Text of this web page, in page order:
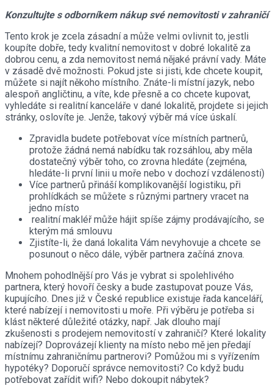
Konzultujte s odborníkem nákup své nemovitosti v zahraničí
Tento krok je zcela zásadní a může velmi ovlivnit to, jestli
koupíte dobře, tedy kvalitní nemovitost v dobré lokalitě za
dobrou cenu, a zda nemovitost nemá nějaké právní vady. Máte
v zásadě dvě možnosti. Pokud jste si jisti, kde chcete koupit,
můžete si najít někoho místního. Znáte-li místní jazyk, nebo
alespoň angličtinu, a víte, kde přesně a co chcete kupovat,
vyhledáte si realitní kanceláře v dané lokalitě, projdete si jejich
stránky, oslovíte je. Jenže, takový výběr má více úskalí.
Zpravidla budete potřebovat více místních partnerů,
protože žádná nemá nabídku tak rozsáhlou, aby měla
dostatečný výběr toho, co zrovna hledáte (zejména,
hledáte-li první linii u moře nebo v dochozí vzdálenosti)
Více partnerů přináší komplikovanější logistiku, při
prohlídkách se můžete s různými partnery vracet na
jedno místo
realitní makléř může hájit spíše zájmy prodávajícího, se
kterým má smlouvu
Zjistíte-li, že daná lokalita Vám nevyhovuje a chcete se
posunout o něco dále, výběr partnera začíná znova.
Mnohem pohodlnější pro Vás je vybrat si spolehlivého
partnera, který hovoří česky a bude zastupovat pouze Vás,
kupujícího. Dnes již v České republice existuje řada kanceláří,
které nabízejí i nemovitosti u moře. Při výběru je potřeba si
klást některé důležité otázky, např. Jak dlouho mají
zkušenosti s prodejem nemovitostí v zahraničí? Které lokality
nabízejí? Doprovázejí klienty na místo nebo mě jen předají
místnímu zahraničnímu partnerovi? Pomůžou mi s vyřízením
hypotéky? Doporučí správce nemovitosti? Co když budu
potřebovat zařídit wifi? Nebo dokoupit nábytek?